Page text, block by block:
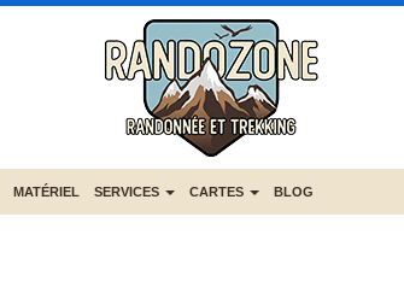
MATÉRIEL SERVICES CARTES BLOG